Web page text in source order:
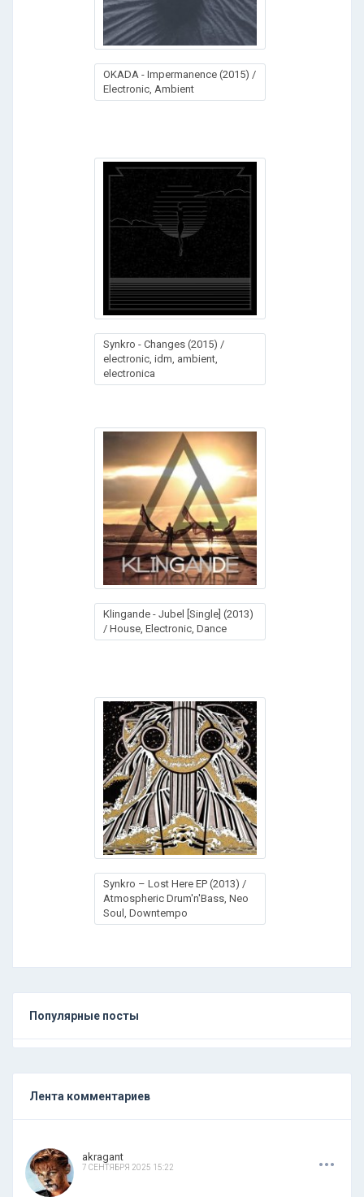
OKADA - Impermanence (2015) /
Electronic, Ambient
Synkro - Changes (2015) /
electronic, idm, ambient,
electronica
Klingande - Jubel [Single] (2013)
/ House, Electronic, Dance
Synkro – Lost Here EP (2013) /
Atmospheric Drum'n'Bass, Neo
Soul, Downtempo
Популярные посты
Лента комментариев
akragant
7 СЕНТЯБРЯ 2025 15:22 ...